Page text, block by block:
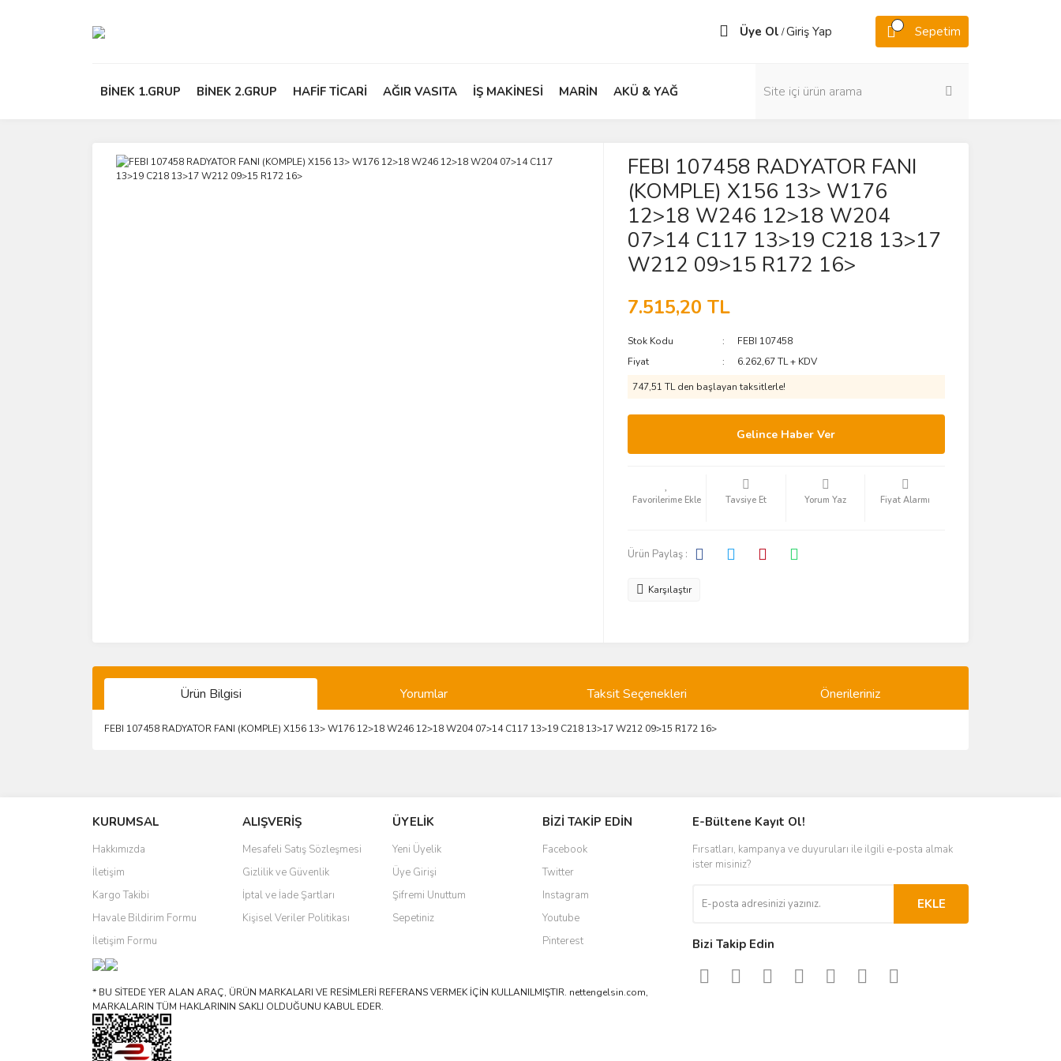
Üye Ol /Giriş Yap Sepetim
BİNEK 1.GRUP BİNEK 2.GRUP HAFİF TİCARİ AĞIR VASITA İŞ MAKİNESİ MARİN AKÜ & YAĞ
FEBI 107458 RADYATOR FANI
(KOMPLE) X156 13> W176
12>18 W246 12>18 W204
07>14 C117 13>19 C218 13>17
W212 09>15 R172 16>
7.515,20 TL
Stok Kodu
FEBI 107458
Fiyat
6.262,67 TL + KDV
747,51 TL den başlayan taksitlerle!
Gelince Haber Ver
Tavsiye Et Yorum Yaz Fiyat Alarmı
Ürün Paylaş :
Karşılaştır
Ürün Bilgisi Yorumlar Taksit Seçenekleri Önerileriniz
FEBI 107458 RADYATOR FANI (KOMPLE) X156 13> W176 12>18 W246 12>18 W204 07>14 C117 13>19 C218 13>17 W212 09>15 R172 16>
Ürün resmi kalitesiz, bozuk veya görüntülenemiyor.
Ürün açıklamasında eksik bilgiler bulunuyor.
Ürün bilgilerinde hatalar bulunuyor.
Ürün fiyatı diğer sitelerden daha pahalı.
Bu ürüne benzer farklı alternatifler olmalı.
KURUMSAL
Hakkımızda
İletişim
Kargo Takibi
Havale Bildirim Formu
İletişim Formu
ALIŞVERİŞ
Mesafeli Satış Sözleşmesi
Gizlilik ve Güvenlik
İptal ve İade Şartları
Kişisel Veriler Politikası
ÜYELİK
Yeni Üyelik
Üye Girişi
Şifremi Unuttum
Sepetiniz
BİZİ TAKİP EDİN
Facebook
Twitter
Instagram
Youtube
Pinterest
* BU SİTEDE YER ALAN ARAÇ, ÜRÜN MARKALARI VE RESİMLERİ REFERANS VERMEK İÇİN KULLANILMIŞTIR. nettengelsin.com,
MARKALARIN TÜM HAKLARININ SAKLI OLDUĞUNU KABUL EDER.
E-Bültene Kayıt Ol!
Fırsatları, kampanya ve duyuruları ile ilgili e-posta almak
ister misiniz?
EKLE
Bizi Takip Edin